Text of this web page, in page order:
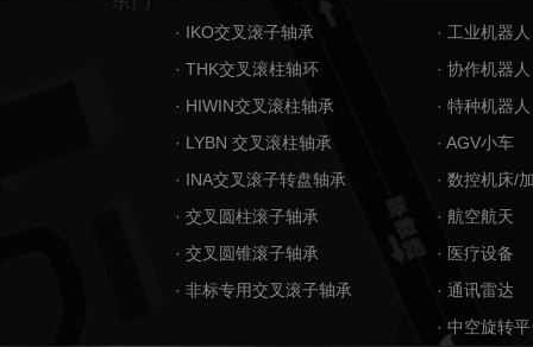
· IKO交叉滚子轴承
· THK交叉滚柱轴环
· HIWIN交叉滚柱轴承
· LYBN 交叉滚柱轴承
· INA交叉滚子转盘轴承
· 交叉圆柱滚子轴承
· 交叉圆锥滚子轴承
· 非标专用交叉滚子轴承
· 工业机器人
· 协作机器人
· 特种机器人
· AGV小车
· 数控机床/
· 航空航天
· 医疗设备
· 通讯雷达
· 中空旋转